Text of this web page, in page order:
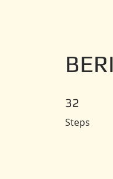
32
Steps
32 Steps